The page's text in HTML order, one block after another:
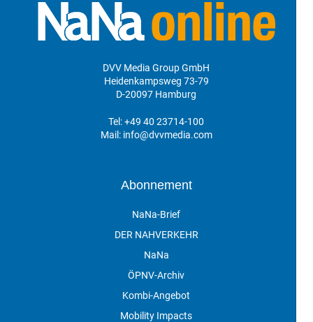
DVV Media Group GmbH
Heidenkampsweg 73-79
D-20097 Hamburg
Tel:+49 40 23714-100
Mail: info@dvvmedia.com
Abonnement
NaNa-Brief
DER NAHVERKEHR
NaNa
ÖPNV-Archiv
Kombi-Angebot
Mobility Impacts